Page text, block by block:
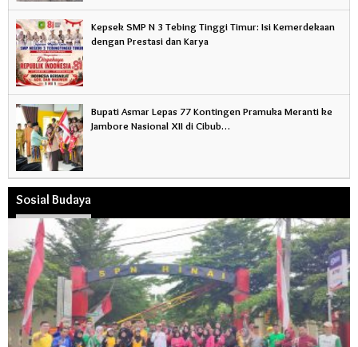
Kepsek SMP N 3 Tebing Tinggi Timur: Isi Kemerdekaan
dengan Prestasi dan Karya
Bupati Asmar Lepas 77 Kontingen Pramuka Meranti ke
Jambore Nasional XII di Cibub…
Sosial Budaya